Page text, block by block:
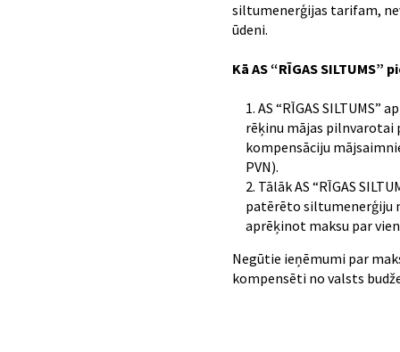
siltumenerģijas tarifam,
ūdeni.
Kā AS “RĪGAS
AS “RĪGAS
rēķinu mājas pilnvarotai
kompensāciju
PVN).
Tālāk AS “RĪGAS
patērēto siltumenerģiju
aprēķinot maksu par
Negūtie ieņēmumi par
kompensēti no valsts